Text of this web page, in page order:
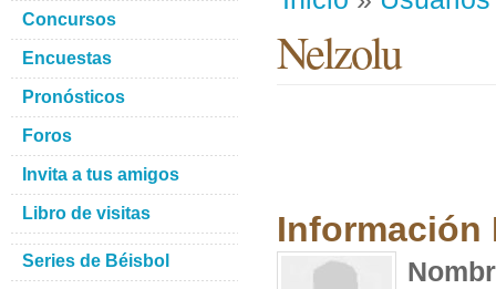
Nelzolu
Información
Concursos
Encuestas
Pronósticos
Foros
Invita a tus amigos
Libro de visitas
Series de Béisbol